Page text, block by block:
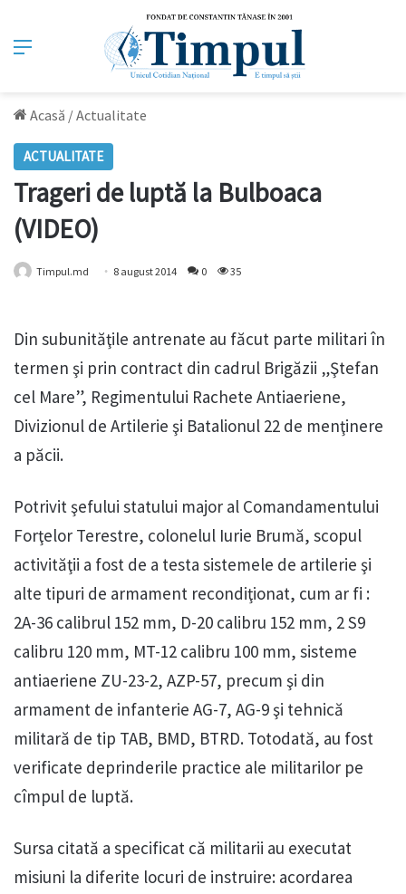
Meniu
Acasă /Actualitate
ACTUALITATE
Trageri de luptă la Bulboaca
(VIDEO)
Timpul.md 8 august 2014 0 35
Din subunităţile antrenate au făcut parte militari în
termen şi prin contract din cadrul Brigăzii „Ştefan
cel Mare”, Regimentului Rachete Antiaeriene,
Divizionul de Artilerie şi Batalionul 22 de menţinere
a păcii.
Potrivit şefului statului major al Comandamentului
Forţelor Terestre, colonelul Iurie Brumă, scopul
activităţii a fost de a testa sistemele de artilerie şi
alte tipuri de armament recondiţionat, cum ar fi :
2A-36 calibrul 152 mm, D-20 calibru 152 mm, 2 S9
calibru 120 mm, MT-12 calibru 100 mm, sisteme
antiaeriene ZU-23-2, AZP-57, precum şi din
armament de infanterie AG-7, AG-9 şi tehnică
militară de tip TAB, BMD, BTRD. Totodată, au fost
verificate deprinderile practice ale militarilor pe
cîmpul de luptă.
Sursa citată a specificat că militarii au executat
misiuni la diferite locuri de instruire: acordarea